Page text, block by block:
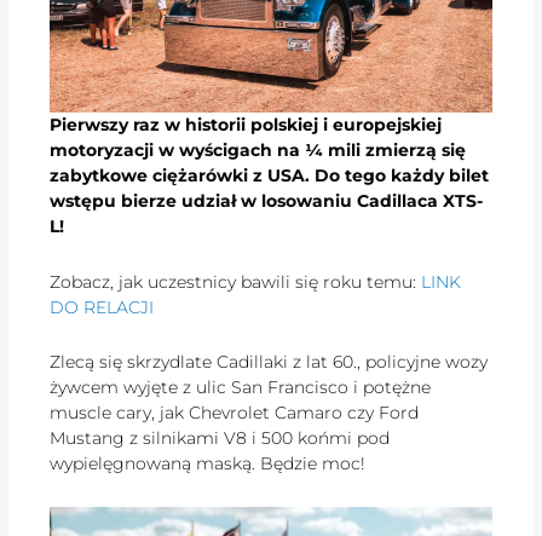
Pierwszy raz w historii polskiej i europejskiej
motoryzacji w wyścigach na ¼ mili zmierzą się
zabytkowe ciężarówki z USA. Do tego każdy bilet
wstępu bierze udział w losowaniu Cadillaca XTS-
L!
Zobacz, jak uczestnicy bawili się roku temu: LINK
DO RELACJI
Zlecą się skrzydlate Cadillaki z lat 60., policyjne wozy
żywcem wyjęte z ulic San Francisco i potężne
muscle cary, jak Chevrolet Camaro czy Ford
Mustang z silnikami V8 i 500 końmi pod
wypielęgnowaną maską. Będzie moc!